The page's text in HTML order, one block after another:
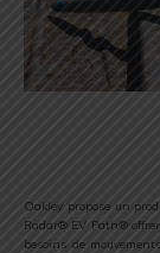
Oakley propose un
Radar® EV Path®
besoins de